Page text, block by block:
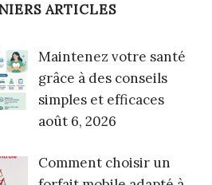
ARTICLES
Maintenez votre santé
grâce à des conseils
simples et efficaces
août 6, 2026
Comment choisir un